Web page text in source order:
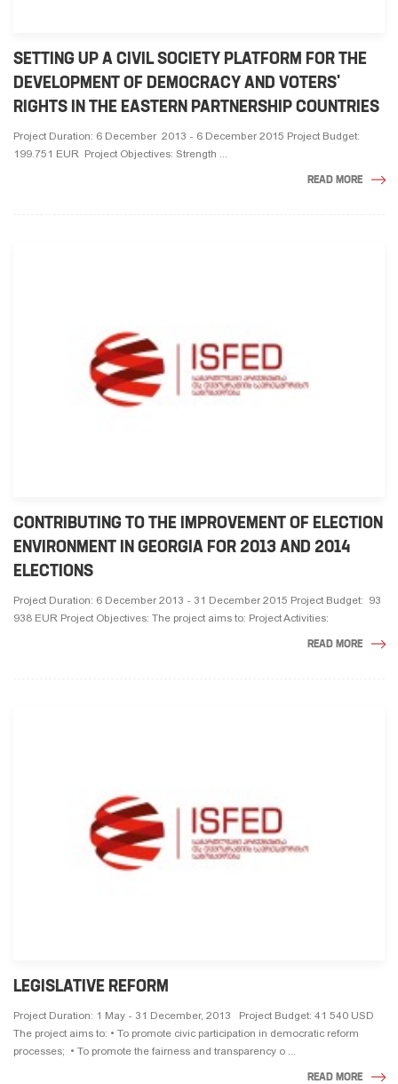
SETTING UP A CIVIL SOCIETY PLATFORM FOR THE
DEVELOPMENT OF DEMOCRACY AND VOTERS'
RIGHTS IN THE EASTERN PARTNERSHIP COUNTRIES
Project Duration: 6 December 2013 - 6 December 2015 Project Budget:
199.751 EUR Project Objectives: Strength ...
READ MORE
CONTRIBUTING TO THE IMPROVEMENT OF ELECTION
ENVIRONMENT IN GEORGIA FOR 2013 AND 2014
ELECTIONS
Project Duration: 6 December 2013 - 31 December 2015 Project Budget: 93
938 EUR Project Objectives: The project aims to: Project Activities:
READ MORE
LEGISLATIVE REFORM
Project Duration: 1 May - 31 December, 2013 Project Budget: 41 540 USD
The project aims to: • To promote civic participation in democratic reform
processes; • To promote the fairness and transparency o ...
READ MORE